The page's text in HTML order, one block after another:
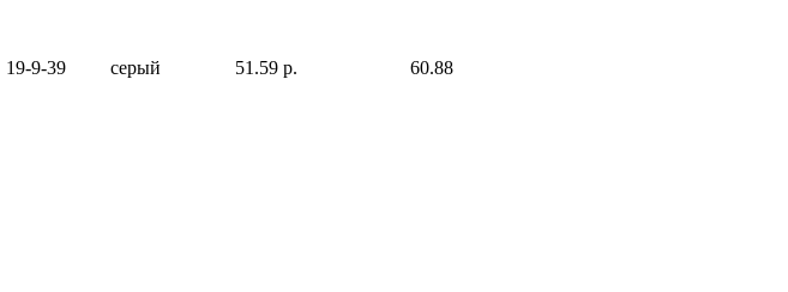
19-9-39 серый 51.59 р.
60.88